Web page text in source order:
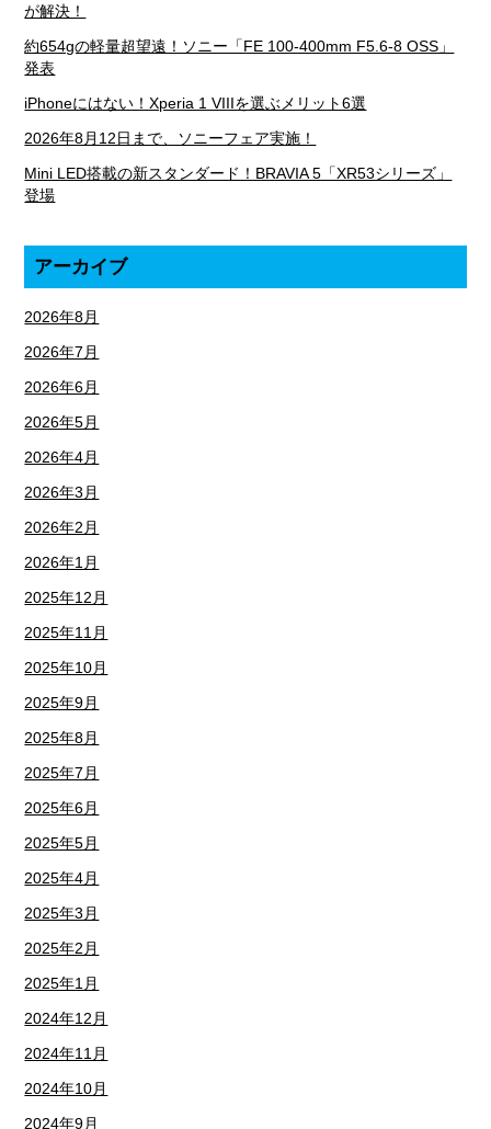
が解決！
約654gの軽量超望遠！ソニー「FE 100-400mm F5.6-8 OSS」
発表
iPhoneにはない！Xperia 1 VIIIを選ぶメリット6選
2026年8月12日まで、ソニーフェア実施！
Mini LED搭載の新スタンダード！BRAVIA 5「XR53シリーズ」
登場
アーカイブ
2026年8月
2026年7月
2026年6月
2026年5月
2026年4月
2026年3月
2026年2月
2026年1月
2025年12月
2025年11月
2025年10月
2025年9月
2025年8月
2025年7月
2025年6月
2025年5月
2025年4月
2025年3月
2025年2月
2025年1月
2024年12月
2024年11月
2024年10月
2024年9月